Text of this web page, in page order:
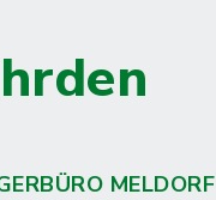
MELDORF